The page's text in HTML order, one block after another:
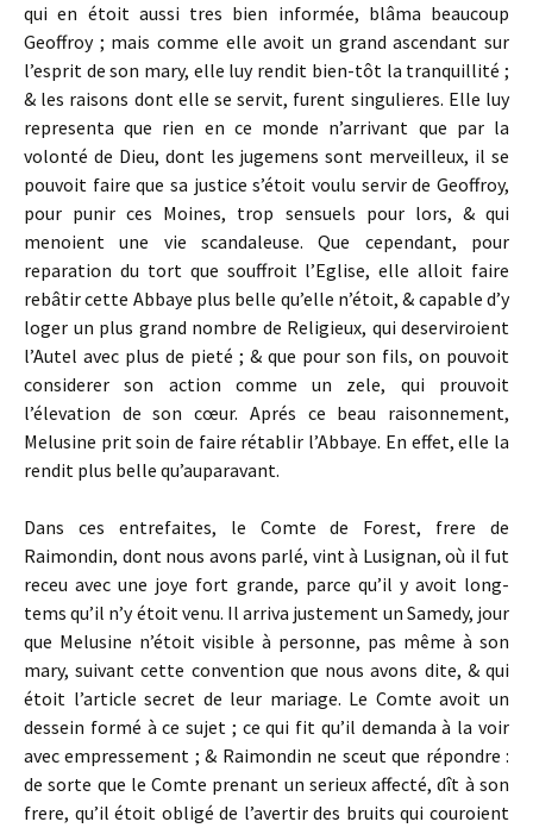
qui en étoit aussi tres bien informée, blâma beaucoup
Geoffroy ; mais comme elle avoit un grand ascendant sur
l’esprit de son mary, elle luy rendit bien-tôt la tranquillité ;
& les raisons dont elle se servit, furent singulieres. Elle luy
representa que rien en ce monde n’arrivant que par la
volonté de Dieu, dont les jugemens sont merveilleux, il se
pouvoit faire que sa justice s’étoit voulu servir de Geoffroy,
pour punir ces Moines, trop sensuels pour lors, & qui
menoient une vie scandaleuse. Que cependant, pour
reparation du tort que souffroit l’Eglise, elle alloit faire
rebâtir cette Abbaye plus belle qu’elle n’étoit, & capable d’y
loger un plus grand nombre de Religieux, qui deserviroient
l’Autel avec plus de pieté ; & que pour son fils, on pouvoit
considerer son action comme un zele, qui prouvoit
l’élevation de son cœur. Aprés ce beau raisonnement,
Melusine prit soin de faire rétablir l’Abbaye. En effet, elle la
rendit plus belle qu’auparavant.
Dans ces entrefaites, le Comte de Forest, frere de
Raimondin, dont nous avons parlé, vint à Lusignan, où il fut
receu avec une joye fort grande, parce qu’il y avoit long-
tems qu’il n’y étoit venu. Il arriva justement un Samedy, jour
que Melusine n’étoit visible à personne, pas même à son
mary, suivant cette convention que nous avons dite, & qui
étoit l’article secret de leur mariage. Le Comte avoit un
dessein formé à ce sujet ; ce qui fit qu’il demanda à la voir
avec empressement ; & Raimondin ne sceut que répondre :
de sorte que le Comte prenant un serieux affecté, dît à son
frere, qu’il étoit obligé de l’avertir des bruits qui couroient